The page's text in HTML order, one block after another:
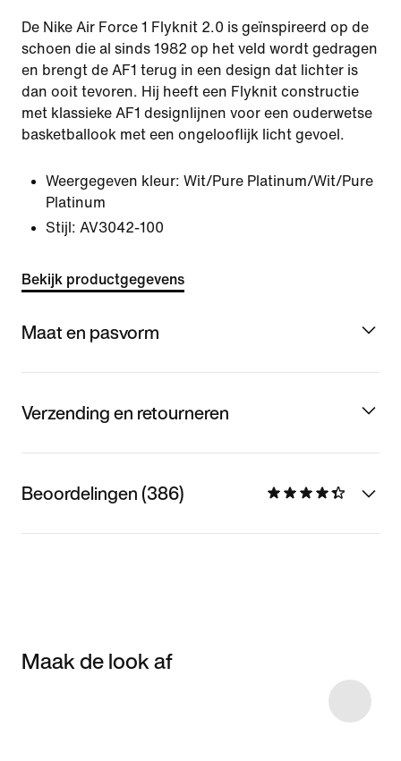
De Nike Air Force 1 Flyknit 2.0 is geïnspireerd op de
schoen die al sinds 1982 op het veld wordt gedragen
en brengt de AF1 terug in een design dat lichter is
dan ooit tevoren. Hij heeft een Flyknit constructie
met klassieke AF1 designlijnen voor een ouderwetse
basketballook met een ongelooflijk licht gevoel.
Weergegeven kleur: Wit/Pure Platinum/Wit/Pure
Platinum
Stijl: AV3042-100
Bekijk productgegevens
Maat en pasvorm
Verzending en retourneren
Beoordelingen (386)
Maak de look af